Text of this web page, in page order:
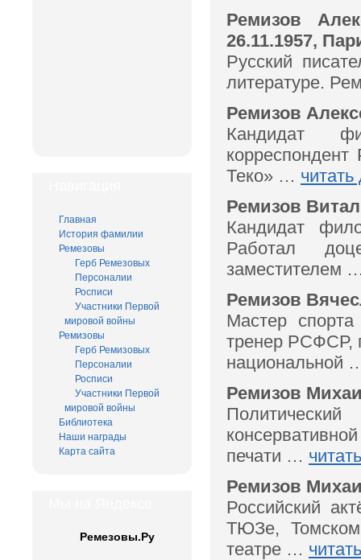
Ремизов
26.11.1957,
Русский
литературе.
Ремизов
Кандидат
Теко» …
Ремизов
Кандидат
Работал
заместителем
Ремизов
Мастер
тренер РСФСР,
национальной
Ремизов
печати …
Ремизов
Российский
ТЮЗе,
театре …
Главная
История фамилии
Ремезовы
Герб Ремезовых
Персоналии
Росписи
Участники Первой
мировой войны
Ремизовы
Герб Ремизовых
Персоналии
Росписи
Участники Первой
мировой войны
Библиотека
Наши награды
Карта сайта
Ремезовы.Ру